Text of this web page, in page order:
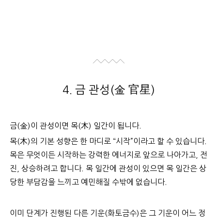
4. 금 관성(金 官星)
금(金)이 관성이면 목(木) 일간이 됩니다.
목(木)의 기본 성향은 한 마디로 “시작”이라고 할 수 있습니다.
목은 무엇이든 시작하는 강력한 에너지로 앞으로 나아가고, 전
진, 상승하려고 합니다. 목 일간에 관성이 있으면 목 일간은 상
당한 부담감을 느끼고 예민해질 수밖에 없습니다.
이미 단계가 진행된 다른 기운(화토금수)은 그 기운이 어느 정